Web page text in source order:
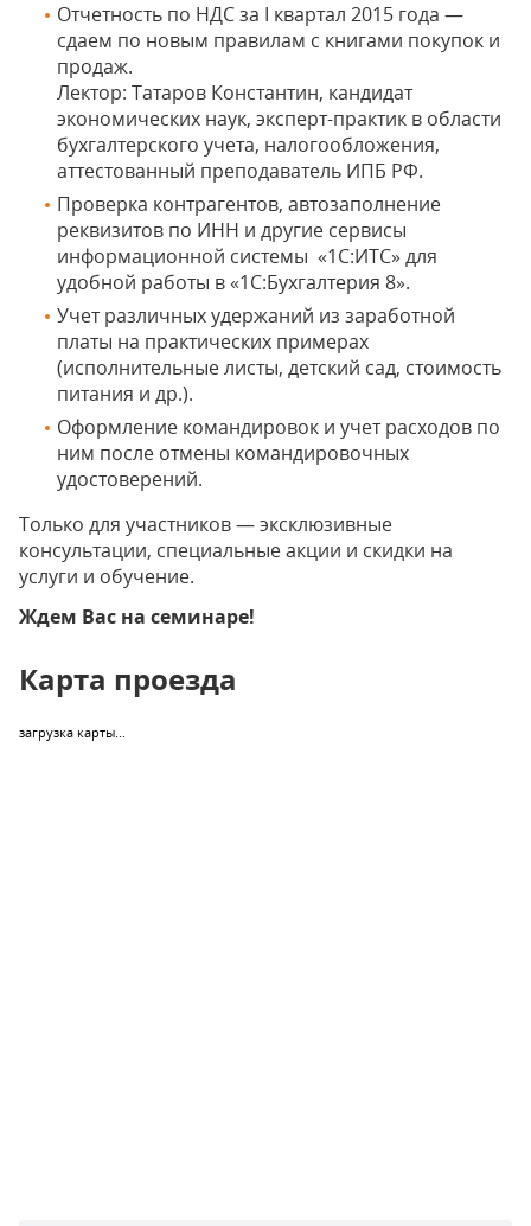
Отчетность по НДС за I квартал 2015 года —
сдаем по новым правилам с книгами покупок и
продаж.
Лектор: Татаров Константин, кандидат
экономических наук, эксперт-практик в области
бухгалтерского учета, налогообложения,
аттестованный преподаватель ИПБ РФ.
Проверка контрагентов, автозаполнение
реквизитов по ИНН и другие сервисы
информационной системы «1С:ИТС» для
удобной работы в «1С:Бухгалтерия 8».
Учет различных удержаний из заработной
платы на практических примерах
(исполнительные листы, детский сад, стоимость
питания и др.).
Оформление командировок и учет расходов по
ним после отмены командировочных
удостоверений.
Только для участников — эксклюзивные
консультации, специальные акции и скидки на
услуги и обучение.
Ждем Вас на семинаре!
Карта проезда
загрузка карты...